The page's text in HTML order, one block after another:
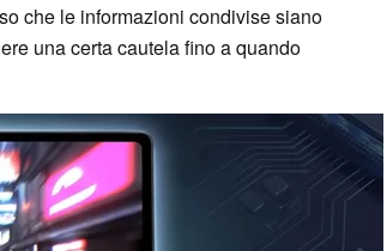
che le informazioni condivise siano
una certa cautela fino a quando